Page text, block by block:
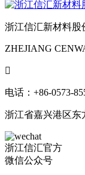
浙江信汇新材料股
ZHEJIANG

电话：+86-0573-
浙江省嘉兴港区东
浙江信汇官方
微信公众号